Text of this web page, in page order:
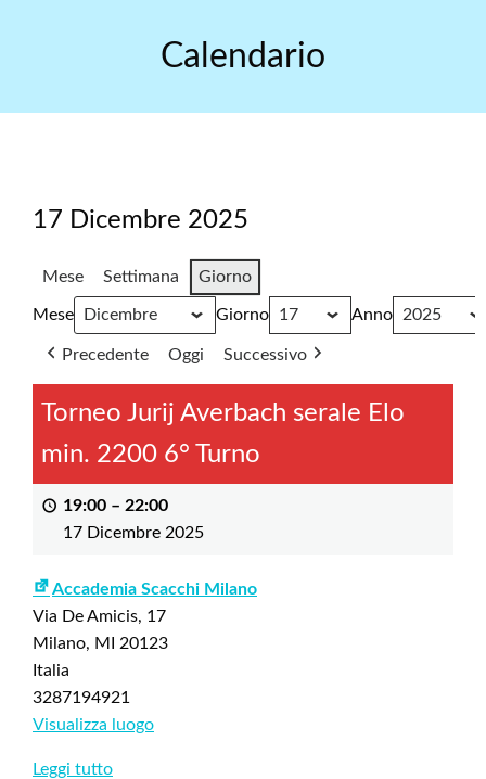
Calendario
17 Dicembre 2025
Mese Settimana Giorno
Mese Giorno Anno
Precedente Oggi Successivo
Torneo Jurij Averbach serale Elo
min. 2200 6° Turno
19:00 – 22:00
17 Dicembre 2025
Accademia Scacchi Milano
Via De Amicis, 17
Milano, MI
20123
Italia
3287194921
Visualizza luogo
Leggi tutto